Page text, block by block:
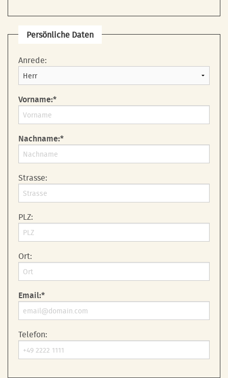
Persönliche Daten
Anrede:
Vorname:*
Nachname:*
Strasse:
PLZ:
Ort:
Email:*
Telefon: